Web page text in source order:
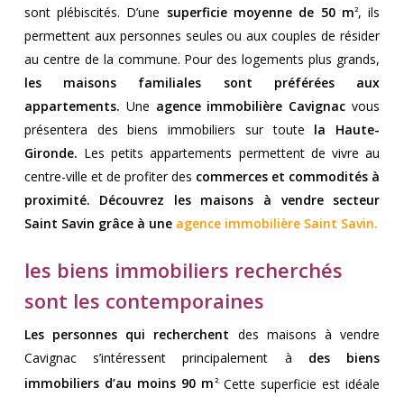
sont plébiscités. D’une superficie moyenne de 50 m2, ils
permettent aux personnes seules ou aux couples de résider
au centre de la commune. Pour des logements plus grands,
les maisons familiales sont préférées aux
appartements. Une agence immobilière Cavignac vous
présentera des biens immobiliers sur toute la Haute-
Gironde. Les petits appartements permettent de vivre au
centre-ville et de profiter des commerces et commodités à
proximité. Découvrez les maisons à vendre secteur
Saint Savin grâce à une agence immobilière Saint Savin.
les biens immobiliers recherchés
sont les contemporaines
Les personnes qui recherchent des maisons à vendre
Cavignac s’intéressent principalement à des biens
immobiliers d’au moins 90 m 2. Cette superficie est idéale